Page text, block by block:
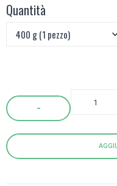
Quantità
Quantity